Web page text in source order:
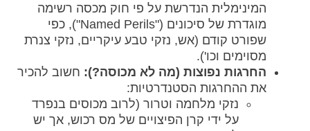
המינימלית הנדרשת על פי חוק מכסה רשימה
מוגדרת של סיכונים ("Named Perils"), כפי
שפורט קודם (אש, נזקי טבע עיקריים, נזקי צנרת
מסוימים וכו').
החרגות נפוצות (מה לא מכוסה?): חשוב להכיר
את ההחרגות הסטנדרטיות:
נזקי מלחמה וטרור (לרוב מכוסים בנפרד
על ידי קרן הפיצויים של מס רכוש, אך יש